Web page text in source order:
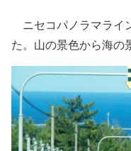
ニセコパノラマライ
た。山の景色から海の